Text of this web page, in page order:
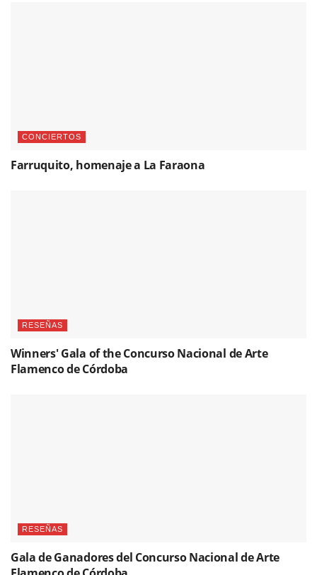
CONCIERTOS
Farruquito, homenaje a La Faraona
RESEÑAS
Winners' Gala of the Concurso Nacional de Arte
Flamenco de Córdoba
RESEÑAS
Gala de Ganadores del Concurso Nacional de Arte